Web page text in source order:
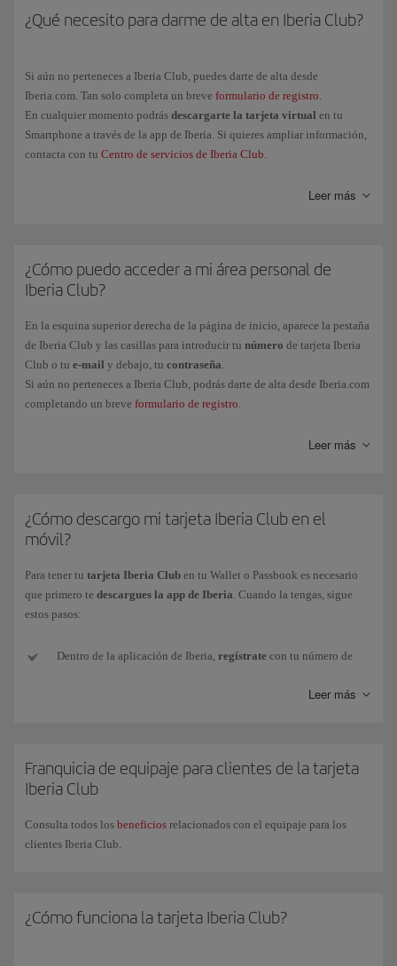
Recuerda que la obtención de Puntos Elite por la compra de billetes y
Avios ganados solo aplica a las compras realizadas a través de las marcas
Los Puntos Elite y los Avios asociados al vuelo los acumulará cada
¿Qué necesito para darme de alta en Iberia Club?
Si aún no perteneces a Iberia Club, puedes darte de alta desde
Iberia.com. Tan solo completa un breve formulario de registro.
En cualquier momento podrás descargarte la tarjeta virtual en tu
Smartphone a través de la app de Iberia. Si quieres ampliar información,
contacta con tu Centro de servicios de Iberia Club.
Leer más
¿Cómo puedo acceder a mi área personal de
Iberia Club?
En la esquina superior derecha de la página de inicio, aparece la pestaña
de Iberia Club y las casillas para introducir tu número de tarjeta Iberia
Club o tu e-mail y debajo, tu contraseña.
Si aún no perteneces a Iberia Club, podrás darte de alta desde Iberia.com
completando un breve formulario de registro.
Además, podrás asociar tu perfil Iberia Club a las redes socialesLeer más
¿Cómo descargo mi tarjeta Iberia Club en el
móvil?
Para tener tu tarjeta Iberia Club en tu Wallet o Passbook es necesario
que primero te descargues la app de Iberia. Cuando la tengas, sigue
estos pasos:
Dentro de la aplicación de Iberia, regístrate con tu número de
Accedea
quedará añadida a tu Smartphone. Ten en cuenta que para
Androides necesario tener instalado una
Wallet (o app instalada), de manera que puedas mostrar la tarjeta
Leer más
Franquicia de equipaje para clientes de la tarjeta
Iberia Club
Consulta todos los beneficios relacionados con el equipaje para los
clientes Iberia Club.
¿Cómo funciona la tarjeta Iberia Club?